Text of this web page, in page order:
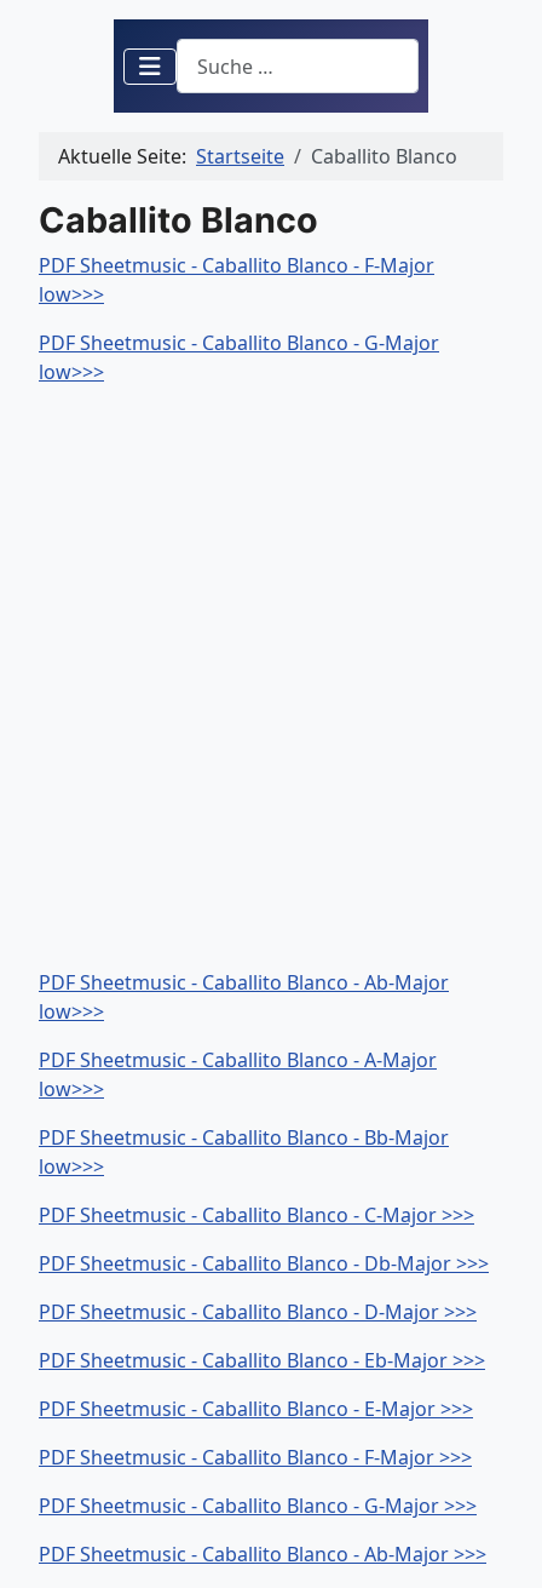
Suchen
Aktuelle Seite: Startseite Caballito Blanco
Caballito Blanco
PDF Sheetmusic - Caballito Blanco - F-Major
low>>>
PDF Sheetmusic - Caballito Blanco - G-Major
low>>>
PDF Sheetmusic - Caballito Blanco - Ab-Major
low>>>
PDF Sheetmusic - Caballito Blanco - A-Major
low>>>
PDF Sheetmusic - Caballito Blanco - Bb-Major
low>>>
PDF Sheetmusic - Caballito Blanco - C-Major >>>
PDF Sheetmusic - Caballito Blanco - Db-Major >>>
PDF Sheetmusic - Caballito Blanco - D-Major >>>
PDF Sheetmusic - Caballito Blanco - Eb-Major >>>
PDF Sheetmusic - Caballito Blanco - E-Major >>>
PDF Sheetmusic - Caballito Blanco - F-Major >>>
PDF Sheetmusic - Caballito Blanco - G-Major >>>
PDF Sheetmusic - Caballito Blanco - Ab-Major >>>